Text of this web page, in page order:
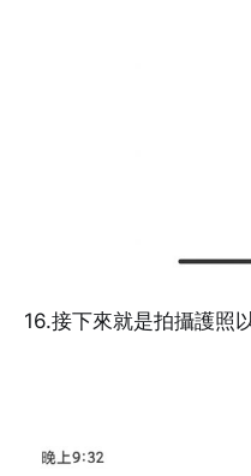
16.接下來就是拍攝護照